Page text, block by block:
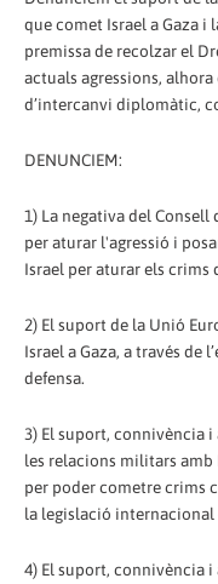
que comet Israel a Gaza i
premissa de recolzar el
actuals agressions,
d’intercanvi diplomàtic,
DENUNCIEM:
1) La negativa del Consell
per aturar l'agressió i
Israel per aturar els crims
2) El suport de la Unió
Israel a Gaza, a través de
defensa.
3) El suport, connivència
les relacions militars amb
per poder cometre crims
la legislació internacional
4) El suport, connivència i